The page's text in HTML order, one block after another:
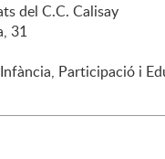
del C.C. Calisay
31
Participació i